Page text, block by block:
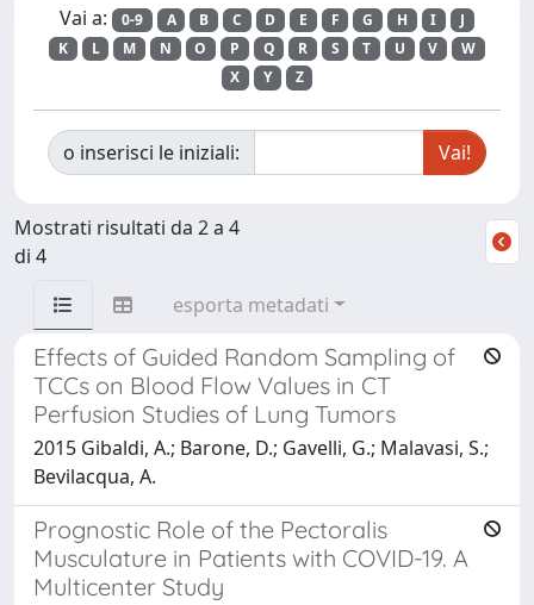
Vai a: 0-9 A B C D E F G H I
J
K
L M N O P Q R S T U V
W
X
Y Z
o inserisci le iniziali:
Mostrati risultati da 2 a 4
di 4
esporta metadati
Effects of Guided Random Sampling of
TCCs on Blood Flow Values in CT
Perfusion Studies of Lung Tumors
2015 Gibaldi, A.; Barone, D.; Gavelli, G.; Malavasi, S.;
Bevilacqua, A.
Prognostic Role of the Pectoralis
Musculature in Patients with COVID-19. A
Multicenter Study